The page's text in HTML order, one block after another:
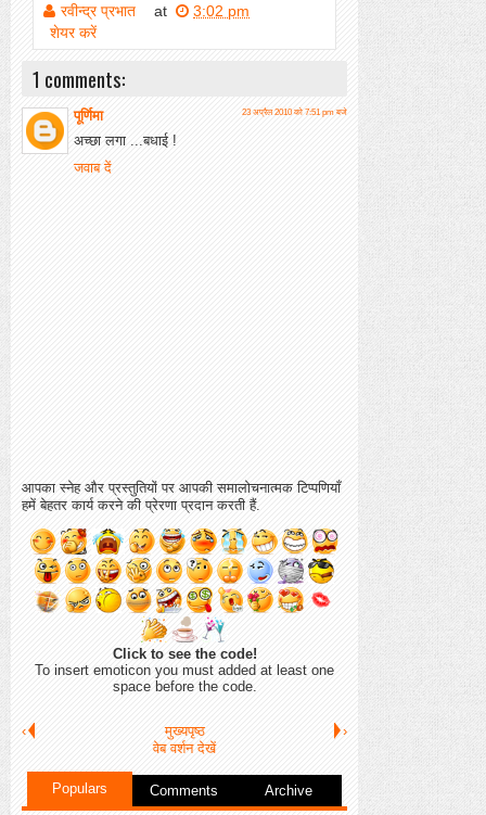
रवीन्द्र प्रभात
at
3:02 pm
शेयर करें
1 comments:
पूर्णिमा 23 अप्रैल 2010 को 7:51 pm बजे
अच्छा लगा ...बधाई !
जवाब दें
आपका स्नेह और प्रस्तुतियों पर आपकी समालोचनात्मक टिप्पणियाँ
हमें बेहतर कार्य करने की प्रेरणा प्रदान करती हैं.
Click to see the code!
To insert emoticon you must added at least one
space before the code.
‹ ›
मुख्यपृष्ठ
वेब वर्शन देखें
Populars Comments Archive